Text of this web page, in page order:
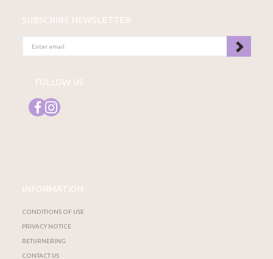
SUBSCRIBE NEWSLETTER
EMAIL
FOLLOW US
INFORMATION
CONDITIONS OF USE
PRIVACY NOTICE
RETURNERING
CONTACT US